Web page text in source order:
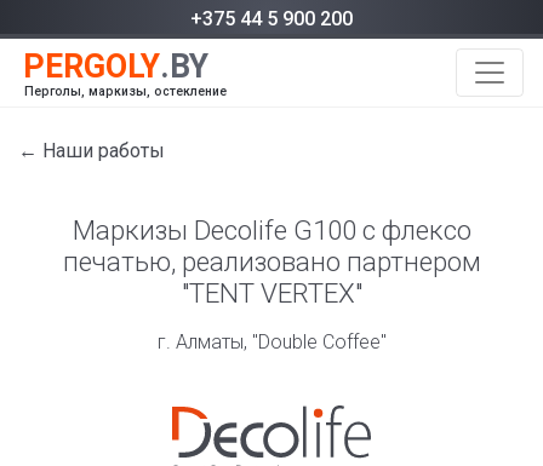
+375 44 5 900 200
Перголы, маркизы, остекление
← Наши работы
Маркизы Decolife G100 с флексо
печатью, реализовано партнером
"TENT VERTEX"
г. Алматы, "Double Coffee"